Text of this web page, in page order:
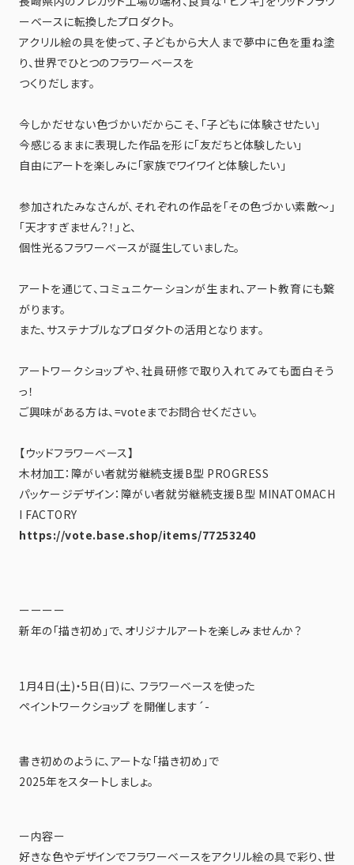
ーベースに転換したプロダクト。
アクリル絵の具を使って、子どもから大人まで夢中に色を重ね塗
り、世界でひとつのフラワーベースを
つくりだします。
今しかだせない色づかいだからこそ、「子どもに体験させたい」
今感じるままに表現した作品を形に「友だちと体験したい」
自由にアートを楽しみに「家族でワイワイと体験したい」
参加されたみなさんが、それぞれの作品を「その色づかい素敵〜」
「天才すぎません？！」と、
個性光るフラワーベースが誕生していました。
アートを通じて、コミュニケーションが生まれ、アート教育にも繋
がります。
また、サステナブルなプロダクトの活用となります。
アートワークショップや、社員研修で取り入れてみても面白そう
っ！
ご興味がある方は、=voteまでお問合せください。
【ウッドフラワーベース】
木材加工：障がい者就労継続支援B型 PROGRESS
パッケージデザイン：障がい者就労継続支援B型 MINATOMACH
I FACTORY
https://vote.base.shop/items/77253240
ーーーー
新年の「描き初め」で、オリジナルアートを楽しみませんか？
1月4日(土)・5日(日)に、 フラワーベースを使った
ペイントワークショップ を開催します´-
書き初めのように、アートな「描き初め」で
2025年をスタートしましょ。
ー内容ー
好きな色やデザインでフラワーベースをアクリル絵の具で彩り、世